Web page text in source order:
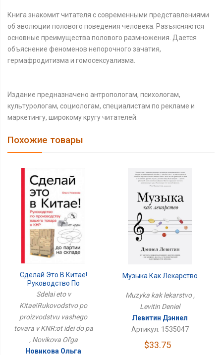
Книга знакомит читателя с современными представлениями
об эволюции полового поведения человека. Разъясняются
основные преимущества полового размножения. Дается
объяснение феноменов непорочного зачатия,
гермафродитизма и гомосексуализма.
Издание предназначено антропологам, психологам,
культурологам, социологам, специалистам по рекламе и
маркетингу, широкому кругу читателей.
Похожие товары
Сделай Это В Китае!
Руководство По
Производству Вашего
До Па
Sdelai eto v
Kitae!Rukovodstvo po
proizvodstvu vashego
tovara v KNR:ot idei do pa
, Novikova Ol'ga
Новикова Ольга
Музыка Как Лекарство
Muzyka kak lekarstvo ,
Levitin Deniel
Левитин Дэниел
Артикул: 1535047
$33.75